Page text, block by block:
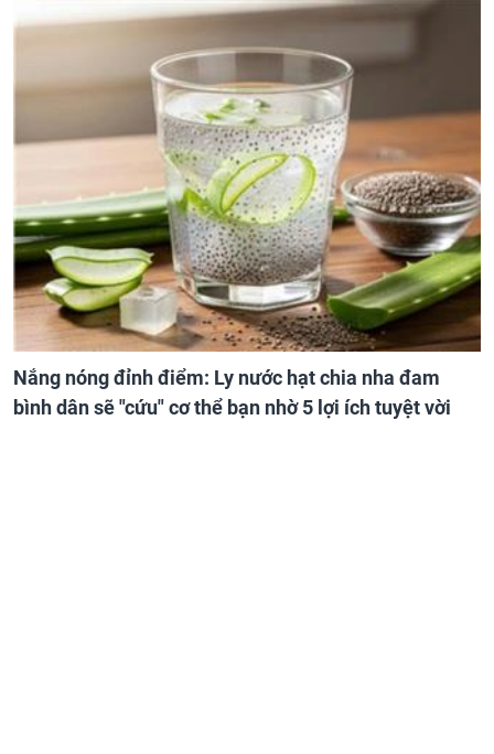
Nắng nóng đỉnh điểm: Ly nước hạt chia nha đam
bình dân sẽ "cứu" cơ thể bạn nhờ 5 lợi ích tuyệt vời